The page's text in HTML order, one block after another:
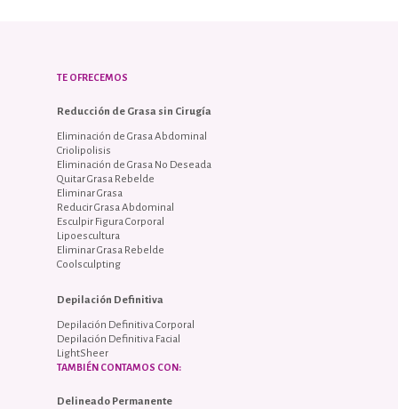
TE OFRECEMOS
Reducción de Grasa sin Cirugía
Eliminación de Grasa Abdominal
Criolipolisis
Eliminación de Grasa No Deseada
Quitar Grasa Rebelde
Eliminar Grasa
Reducir Grasa Abdominal
Esculpir Figura Corporal
Lipoescultura
Eliminar Grasa Rebelde
Coolsculpting
Depilación Definitiva
Depilación Definitiva Corporal
Depilación Definitiva Facial
LightSheer
TAMBIÉN CONTAMOS CON:
Delineado Permanente